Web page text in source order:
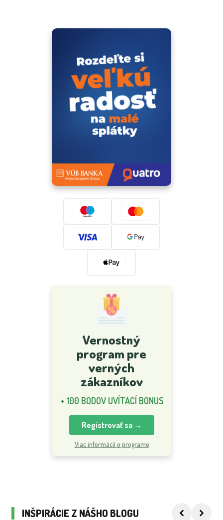
Vernostný
program pre
verných
zákazníkov
+ 100 BODOV UVÍTACÍ BONUS
Registrovať sa →
Viac informácií o programe
INŠPIRÁCIE Z NÁŠHO BLOGU